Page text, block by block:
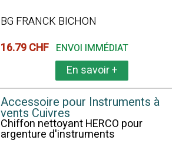
BG FRANCK BICHON
16.79 CHF ENVOI IMMÉDIAT
En savoir+
Accessoire pour Instruments à
vents Cuivres
Chiffon nettoyant HERCO pour
argenture d'instruments